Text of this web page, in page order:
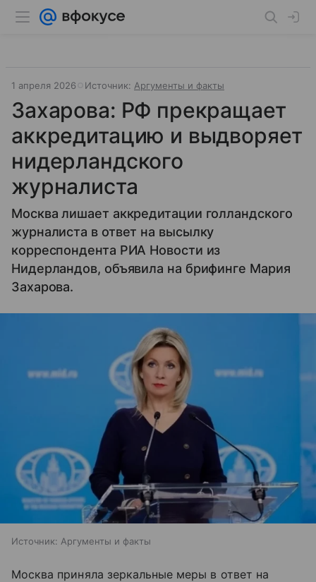
1 апреля 2026 Источник: Аргументы и факты
Захарова: РФ прекращает
аккредитацию и выдворяет
нидерландского
журналиста
Москва лишает аккредитации голландского
журналиста в ответ на высылку
корреспондента РИА Новости из
Нидерландов, объявила на брифинге Мария
Захарова.
Источник: Аргументы и факты
Москва приняла зеркальные меры в ответ на